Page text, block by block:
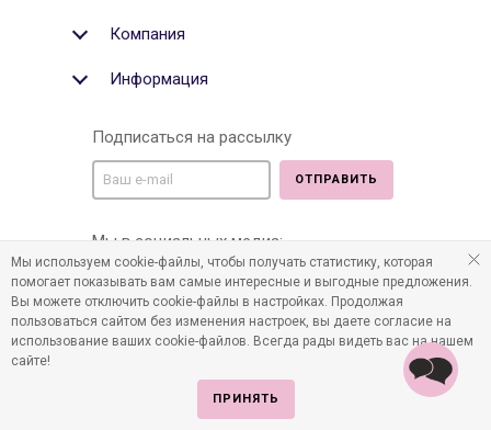
Компания
Информация
Подписаться на рассылку
ОТПРАВИТЬ
Мы в социальных медиа:
©2011-2026 Все права защищены. Интернет-магазин
Мы используем cookie-файлы, чтобы получать статистику, которая
помогает показывать вам самые интересные и выгодные предложения.
Вы можете отключить cookie-файлы в настройках. Продолжая
пользоваться сайтом без изменения настроек, вы даете согласие на
использование ваших cookie-файлов. Всегда рады видеть вас на нашем
сайте!
ПРИНЯТЬ